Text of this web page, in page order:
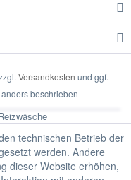
Versandkosten und ggf.
beschrieben
technischen Betrieb der
werden. Andere
dieser Website erhöhen,